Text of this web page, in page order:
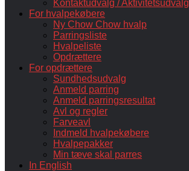
Kontaktudvalg / Aktivitetsudvalg
For hvalpekøbere
Ny Chow Chow hvalp
Parringsliste
Hvalpeliste
Opdrættere
For opdrættere
Sundhedsudvalg
Anmeld parring
Anmeld parringsresultat
Avl og regler
Farveavl
Indmeld hvalpekøbere
Hvalpepakker
Min tæve skal parres
In English